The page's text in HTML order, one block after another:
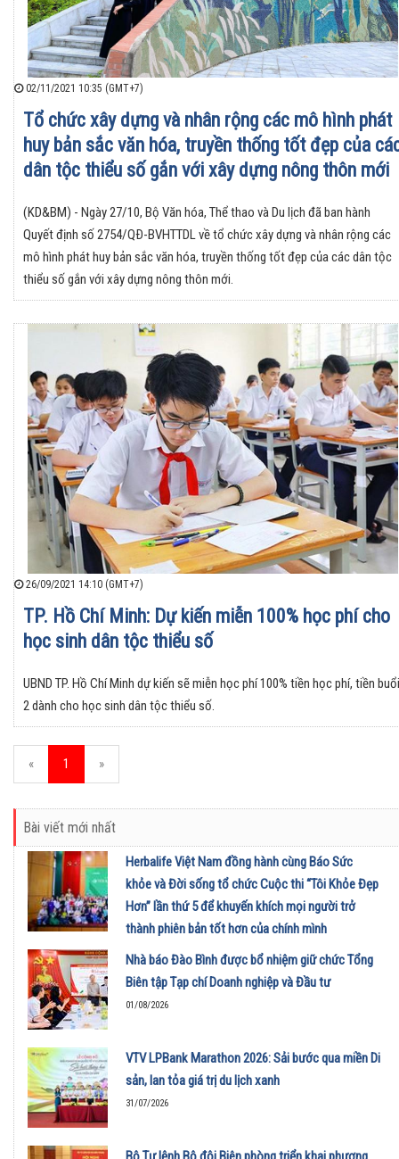
02/11/2021 10:35 (GMT+7)
Tổ chức xây dựng và nhân rộng các mô hình phát
huy bản sắc văn hóa, truyền thống tốt đẹp của
dân tộc thiểu số gắn với xây dựng nông thôn mới
(KD&BM) - Ngày 27/10, Bộ Văn hóa, Thể thao và Du lịch đã ban hành
Quyết định số 2754/QÐ-BVHTTDL về tổ chức xây dựng và nhân rộng các
mô hình phát huy bản sắc văn hóa, truyền thống tốt đẹp của các dân tộc
thiểu số gắn với xây dựng nông thôn mới.
26/09/2021 14:10 (GMT+7)
TP. Hồ Chí Minh: Dự kiến miễn 100% học phí cho
học sinh dân tộc thiểu số
UBND TP. Hồ Chí Minh dự kiến sẽ miễn học phí 100% tiền học phí, tiền buổi
2 dành cho học sinh dân tộc thiểu số.
« 1 »
Bài viết mới nhất
Herbalife Việt Nam đồng hành cùng Báo Sức
khỏe và Đời sống tổ chức Cuộc thi “Tôi Khỏe Đẹp
Hơn” lần thứ 5 để khuyến khích mọi người trở
thành phiên bản tốt hơn của chính mình
01/08/2026
Nhà báo Đào Bình được bổ nhiệm giữ chức Tổng
Biên tập Tạp chí Doanh nghiệp và Đầu tư
01/08/2026
VTV LPBank Marathon 2026: Sải bước qua miền Di
sản, lan tỏa giá trị du lịch xanh
31/07/2026